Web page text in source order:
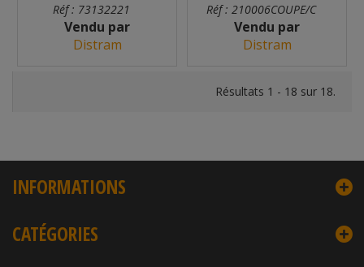
Réf : 73132221
Vendu par
Distram
Réf : 210006COUPE/C
Vendu par
Distram
Résultats 1 - 18 sur 18.
INFORMATIONS
CATÉGORIES